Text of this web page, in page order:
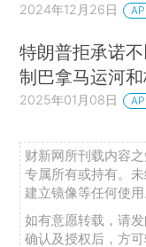
2024年12月26日
特朗普拒承诺
制巴拿马运河
2025年01月08日
财新网所刊载内容
专属所有或持有。
建立镜像等任何使用
如有意愿转载，请
确认及授权后，方可